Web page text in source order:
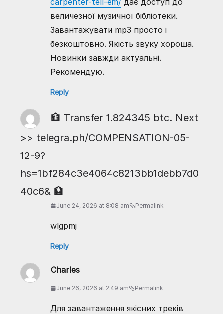
carpenter-tell-em/ дає доступ до
величезної музичної бібліотеки.
Завантажувати mp3 просто і
безкоштовно. Якість звуку хороша.
Новинки завжди актуальні.
Рекомендую.
Reply
🏦 Transfer 1.824345 btc. Next
>> telegra.ph/COMPENSATION-05-
12-9?
hs=1bf284c3e4064c8213bb1debb7d0
40c6& 🏦
June 24, 2026 at 8:08 am Permalink
wlgpmj
Reply
Charles
June 26, 2026 at 2:49 am Permalink
Для завантаження якісних треків